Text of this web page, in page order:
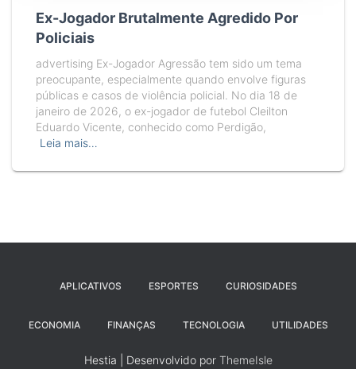
Ex-Jogador Brutalmente Agredido Por
Policiais
advertising Ex-Jogador Agressão tem sido um tema
preocupante, especialmente quando envolve figuras
públicas e casos de violência policial. No dia 18 de
janeiro de 2026, o ex-jogador de futebol Cleilton
Eduardo Vicente, conhecido como Perdigão,
Leia mais…
APLICATIVOS ESPORTES CURIOSIDADES
ECONOMIA FINANÇAS TECNOLOGIA UTILIDADES
Hestia | Desenvolvido por ThemeIsle